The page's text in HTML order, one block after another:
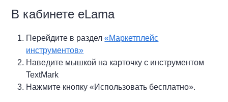
В кабинете eLama
Перейдите в раздел«Маркетплейс
инструментов»
Наведите мышкой на карточку с инструментом
TextMark
Нажмите кнопку «Использовать бесплатно».